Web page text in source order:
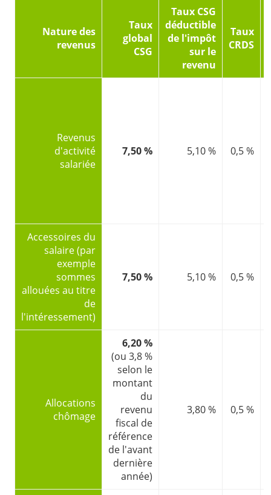
Nature des
revenus
Taux
global
CSG
Taux CSG
déductible
de l'impôt
sur le
revenu
Taux
CRDS
Revenus
d'activité
salariée
7,50 % 5,10 % 0,5 %
Accessoires du
salaire (par
exemple
sommes
allouées au titre
de
l'intéressement)
7,50 % 5,10 % 0,5 %
Allocations
chômage
6,20 %
(ou 3,8 %
selon le
montant
du
revenu
fiscal de
référence
de l'avant
dernière
année)
3,80 % 0,5 %